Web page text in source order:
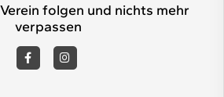
folgen und nichts mehr
verpassen